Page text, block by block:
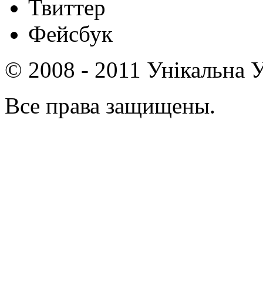
Твиттер
Фейсбук
© 2008 - 2011 Унікальна
Все права защищены.